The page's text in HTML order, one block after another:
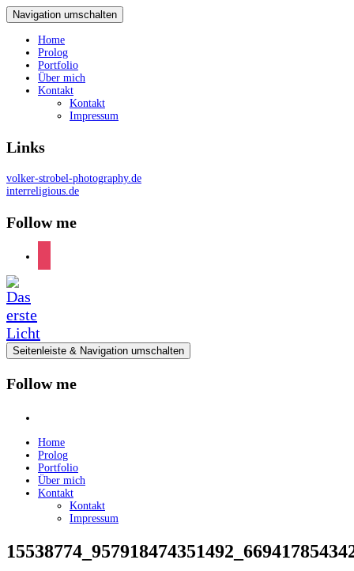
Navigation umschalten
Home
Prolog
Portfolio
Über mich
Kontakt
Kontakt
Impressum
Links
volker-strobel-photography.de
interreligious.de
Follow me
Seitenleiste & Navigation umschalten
Follow me
Home
Prolog
Portfolio
Über mich
Kontakt
Kontakt
Impressum